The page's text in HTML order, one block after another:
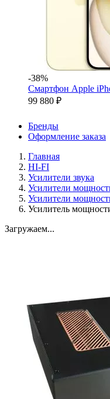
-38%
Смартфон Apple
99 880 ₽
Бренды
Оформление заказа
Главная
HI-FI
Усилители звука
Усилители
Усилители
Усилитель
Загружаем...